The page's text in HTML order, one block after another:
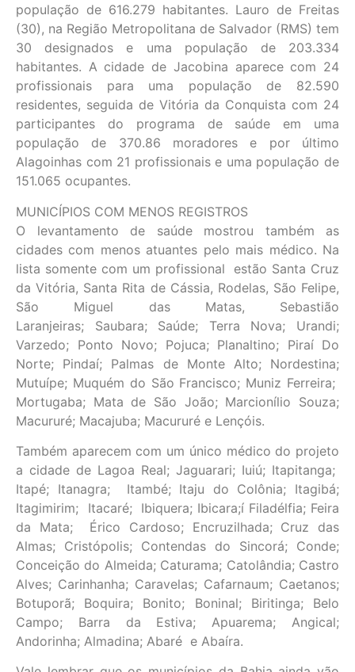
população de 616.279 habitantes. Lauro de Freitas
(30), na Região Metropolitana de Salvador (RMS) tem
30 designados e uma população de 203.334
habitantes. A cidade de Jacobina aparece com 24
profissionais para uma população de 82.590
residentes, seguida de Vitória da Conquista com 24
participantes do programa de saúde em uma
população de 370.86 moradores e por último
Alagoinhas com 21 profissionais e uma população de
151.065 ocupantes.
MUNICÍPIOS COM MENOS REGISTROS
O levantamento de saúde mostrou também as
cidades com menos atuantes pelo mais médico. Na
lista somente com um profissional estão Santa Cruz
da Vitória, Santa Rita de Cássia, Rodelas, São Felipe,
São Miguel das Matas, Sebastião
Laranjeiras; Saubara; Saúde; Terra Nova; Urandi;
Varzedo; Ponto Novo; Pojuca; Planaltino; Piraí Do
Norte; Pindaí; Palmas de Monte Alto; Nordestina;
Mutuípe; Muquém do São Francisco; Muniz Ferreira;
Mortugaba; Mata de São João; Marcionílio Souza;
Macururé; Macajuba; Macururé e Lençóis.
Também aparecem com um único médico do projeto
a cidade de Lagoa Real; Jaguarari; Iuiú; Itapitanga;
Itapé; Itanagra; Itambé; Itaju do Colônia; Itagibá;
Itagimirim; Itacaré; Ibiquera; Ibicara;í Filadélfia; Feira
da Mata; Érico Cardoso; Encruzilhada; Cruz das
Almas; Cristópolis; Contendas do Sincorá; Conde;
Conceição do Almeida; Caturama; Catolândia; Castro
Alves; Carinhanha; Caravelas; Cafarnaum; Caetanos;
Botuporã; Boquira; Bonito; Boninal; Biritinga; Belo
Campo; Barra da Estiva; Apuarema; Angical;
Andorinha; Almadina; Abaré e Abaíra.